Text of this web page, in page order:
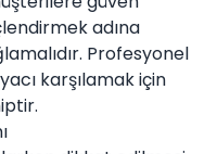
adına
Profesyonel
karşılamak için